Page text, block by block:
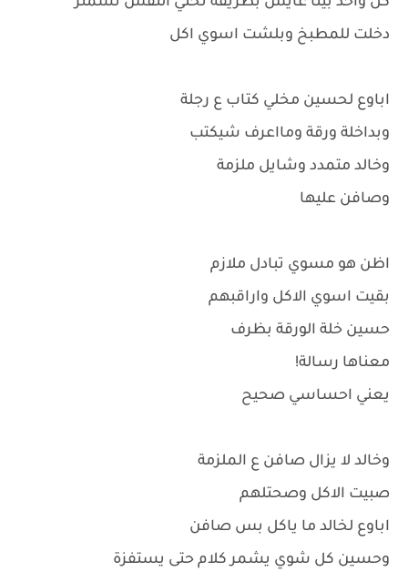
دخلت للمطبخ وبلشت اسوي اكل
اباوع لحسين مخلي كتاب ع رجلة
وبداخلة ورقة ومااعرف شيكتب
وخالد متمدد وشايل ملزمة
وصافن عليها
اظن هو مسوي تبادل ملازم
بقيت اسوي الاكل واراقبهم
حسين خلة الورقة بظرف
معناها رسالة!
يعني احساسي صحيح
وخالد لا يزال صافن ع الملزمة
صبيت الاكل وصحتلهم
اباوع لخالد ما ياكل بس صافن
وحسين كل شوي يشمر كلام حتى يستفزة